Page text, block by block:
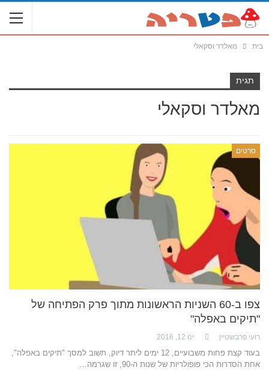
בית מאלדר וסקאלי
תגית
מאלדר וסקאלי
סרטים
צפו ב-60 השניות הראשונות מתוך פרק הפתיחה של
"תיקים באפלה"
רועי פרבשטיין ינו 12, 2016
בעוד קצת פחות משבועיים, 12 ימים ליתר דיוק, תשוב למסך "תיקים באפלה",
אחת הסדרות הכי פופולריות של שנות ה-90, זו שגרמה…